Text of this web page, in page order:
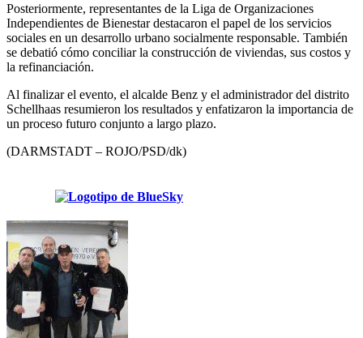
Posteriormente, representantes de la Liga de Organizaciones
Independientes de Bienestar destacaron el papel de los servicios
sociales en un desarrollo urbano socialmente responsable. También
se debatió cómo conciliar la construcción de viviendas, sus costos y
la refinanciación.
Al finalizar el evento, el alcalde Benz y el administrador del distrito
Schellhaas resumieron los resultados y enfatizaron la importancia de
un proceso futuro conjunto a largo plazo.
(DARMSTADT – ROJO/PSD/dk)